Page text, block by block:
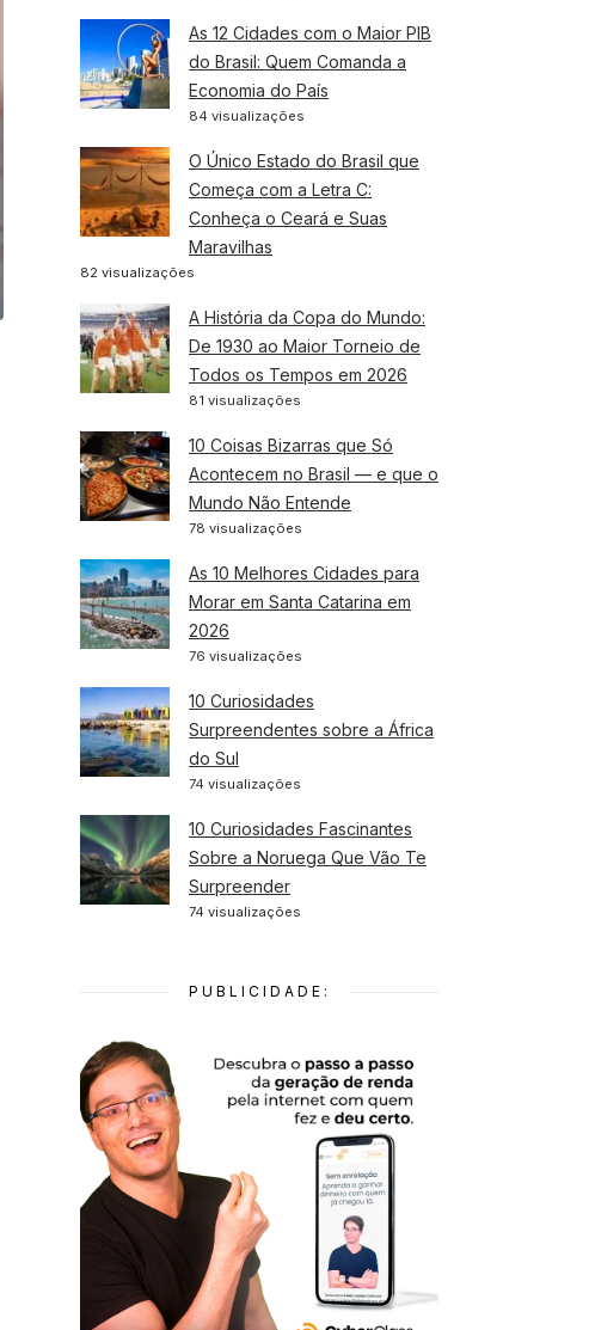
As 12 Cidades com o Maior PIB
do Brasil: Quem Comanda a
Economia do País
84 visualizações
O Único Estado do Brasil que
Começa com a Letra C:
Conheça o Ceará e Suas
Maravilhas
82 visualizações
A História da Copa do Mundo:
De 1930 ao Maior Torneio de
Todos os Tempos em 2026
81 visualizações
10 Coisas Bizarras que Só
Acontecem no Brasil — e que o
Mundo Não Entende
78 visualizações
As 10 Melhores Cidades para
Morar em Santa Catarina em
2026
76 visualizações
10 Curiosidades
Surpreendentes sobre a África
do Sul
74 visualizações
10 Curiosidades Fascinantes
Sobre a Noruega Que Vão Te
Surpreender
74 visualizações
PUBLICIDADE: